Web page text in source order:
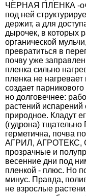
ЧЕРНАЯ ПЛЕНКА -
под ней
держит, а для
дырочек, в которых
органической
превратиться в
почву уже
пленка сильно
пленка не нагревает
создает
но долговечнее:
растений
природное. Кладут
(гудрона)
герметична, почва
АГРИЛ, АГРОТЕКС,
прозрачные и
весенние дни под
пленкой - плюс. Но
минус. Правда,
не взрослые